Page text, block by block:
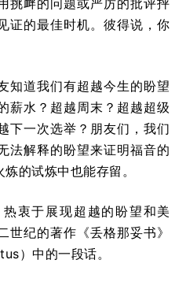
证的最佳时机。彼得说，你
知道我们有超越今生的盼望
薪水？超越周末？超越超级
下一次选举？朋友们，我们
法解释的盼望来证明福音的
的试炼中也能存留。
衷于展现超越的盼望和美
世纪的著作《丢格那妥书》
）中的一段话。